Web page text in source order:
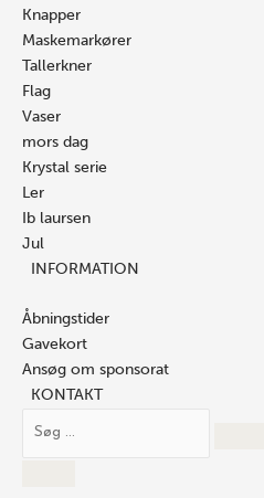
Knapper
Maskemarkører
Tallerkner
Flag
Vaser
mors dag
Krystal serie
Ler
Ib laursen
Jul
INFORMATION
Åbningstider
Gavekort
Ansøg om sponsorat
KONTAKT